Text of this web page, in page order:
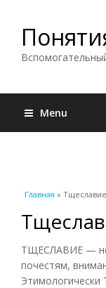
Menu
Вы здесь
Главная » Тщеславие
ТЩЕСЛАВИЕ —
почестям,
Этимологически